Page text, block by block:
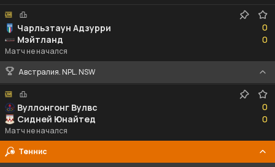
Чарльзтаун Адзурри
Мэйтланд
0
0
0
0
Матч не начался
Австралия. NPL. NSW
Вуллонгонг Вулвс
Сидней Юнайтед
0
0
0
0
Матч не начался
Теннис